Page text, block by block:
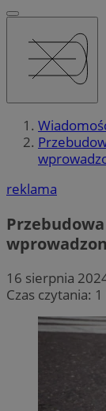
reklama
16 sierpnia
Czas czytania: